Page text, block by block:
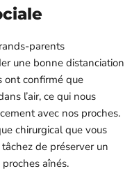
parents
une bonne distanciation
ont confirmé que
l’air, ce qui nous
avec nos proches.
chirurgical que vous
de préserver un
aînés.